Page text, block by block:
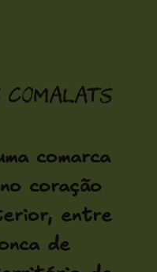
comarca
coração
entre
de